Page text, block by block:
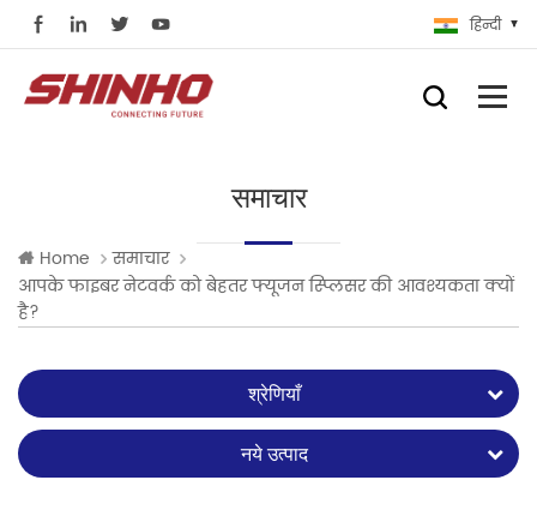
हिन्दी
समाचार
Home
समाचार
आपके फाइबर नेटवर्क को बेहतर फ्यूजन स्प्लिसर की आवश्यकता क्यों
है?
श्रेणियाँ
नये उत्पाद